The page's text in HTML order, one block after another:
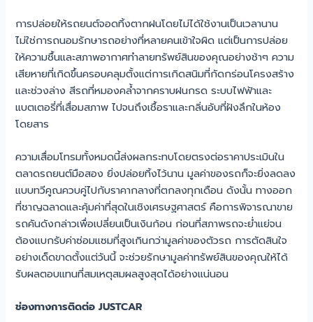
การปล่อยให้รถยนต์จอดทิ้งตากฝนโดยไม่ได้ใช้งานเป็นเวลานาน
ไม่ใช่การถนอมรักษารถอย่างที่หลายคนเข้าใจผิด แต่เป็นการปล่อย
ให้ความชื้นและสภาพอากาศทำลายทรัพย์สินของคุณอย่างช้าๆ ความ
เสียหายที่เกิดขึ้นครอบคลุมตั้งแต่การเกิดสนิมที่กัดกร่อนโครงสร้าง
และช่วงล่าง สีรถที่หมองคล้ำจากคราบฝนกรด ระบบไฟฟ้าและ
แบตเตอรี่ที่เสื่อมสภาพ ไปจนถึงเชื้อราและกลิ่นอับที่ฝังลึกในห้อง
โดยสาร
ความเสื่อมโทรมทั้งหมดนี้ส่งผลกระทบโดยตรงต่อราคาประเมินใน
ตลาดรถยนต์มือสอง ยิ่งปล่อยทิ้งไว้นาน มูลค่าของรถก็จะยิ่งลดลง
แบบทวีคูณควบคู่ไปกับราคากลางที่ตกลงทุกเดือน ดังนั้น ทางออก
ที่ชาญฉลาดและคุ้มค่าที่สุดในเชิงเศรษฐศาสตร์ คือการพิจารณาขาย
รถคันดังกล่าวเพื่อเปลี่ยนเป็นเงินก้อน ก่อนที่สภาพรถจะย่ำแย่จน
ต้องแบกรับค่าซ่อมแซมที่สูงเกินกว่ามูลค่าของตัวรถ การตัดสินใจ
อย่างเด็ดขาดตั้งแต่วันนี้ จะช่วยรักษามูลค่าทรัพย์สินของคุณให้ได้
รับผลตอบแทนที่สมเหตุสมผลสูงสุดได้อย่างแน่นอน
ช่องทางการติดต่อ JUSTCAR